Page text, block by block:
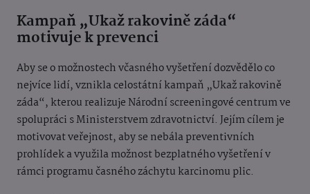
Kampaň „Ukaž rakovině záda“
motivuje k prevenci
Aby se o možnostech včasného vyšetření dozvědělo co
nejvíce lidí, vznikla celostátní kampaň „Ukaž rakovině
záda“, kterou realizuje Národní screeningové centrum ve
spolupráci s Ministerstvem zdravotnictví. Jejím cílem je
motivovat veřejnost, aby se nebála preventivních
prohlídek a využila možnost bezplatného vyšetření v
rámci programu časného záchytu karcinomu plic.